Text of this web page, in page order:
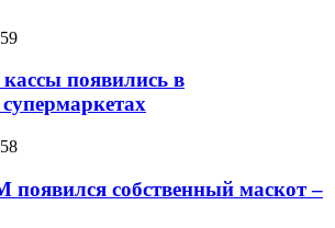
появились в
появился собственный маскот –